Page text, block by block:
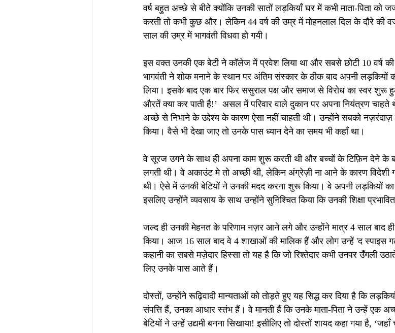
वर्ष बहुत अच्छे से बीते क्योंकि उनकी सातों लड़कियाँ घर में कभी माता-पिता को
करती तो कभी कुछ और। लेकिन 44 वर्ष की उम्र में मोहनलाल दिल के दौरे
साल की उम्र में भागवंती विधवा हो गयी।
इस वक्त उनकी एक बेटी ने कॉलेज में प्रवेश लिया था और सबसे छोटी 10 वर्ष की
भागवंती ने शोक मनाने के स्थान पर अंतिम संस्कार के ठीक बाद अपनी लड़कियों
लिया। इसके बाद एक बार फिर ससुराल पक्ष और समाज से विरोध का स्वर
औरतें क्या कर पाती है!’  असल में परिवार वाले दुकान पर अपना नियंत्रण चाहते
अच्छे से निभाने के उद्देश्य के कारण ऐसा नहीं चाहती थी। उन्होंने सबको
किया। वैसे भी देखा जाए तो उनके पास ध्यान देने का समय भी कहाँ था।
वे सूरज उगने के साथ ही अपना काम शुरू करती थी और बच्चों के टिफ़िन देने के
लगती थी। वे अकाउंट मे तो अच्छी थी, लेकिन अंग्रेज़ी ना आने के कारण विदेशी
थी। ऐसे में उनकी बेटियों ने उनकी मदद करना शुरू किया। वे अपनी लड़कियों
इसलिए उन्होंने व्यवसाय के साथ उन्होंने सुनिश्चित किया कि उनकी शिक्षा प्रभावित
जल्द ही उनकी मेहनत के परिणाम नज़र आने लगे और उन्होंने मात्र 4 साल बाद
किया। आज 16 साल बाद वे 4 शाखाओं की मालिक हैं और लोग उन्हें 'द स्पाइस
कहानी का सबसे मज़ेदार हिस्सा तो यह है कि जो रिश्तेदार कभी उनपर उँगली
लिए उनके पास आते हैं।
दोस्तों, उन्होंने रूढ़िवादी मान्यताओं को तोड़ते हुए यह सिद्ध कर दिया है कि
संपत्ति हैं, उनका आधार स्तंभ हैं। वे मानती हैं कि उनके माता-पिता ने उन्हें एक
बेटियों ने उन्हें उद्यमी बनना सिखाया! इसीलिए तो दोस्तों शायद कहा गया है, ‘जहाँ